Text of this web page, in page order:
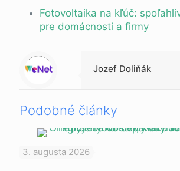
Fotovoltaika na kľúč:
pre domácnosti a firmy
Warning
: Trying to access array offset on null in
/data/1/d/1da9a732-fb3a-4804-a40f-d46885ca54ae/lajk.online/web/wp-content/themes/betheme-child/includes/content-single.php
on line
286
Jozef Doliňák
Podobné články
3. augusta 2026